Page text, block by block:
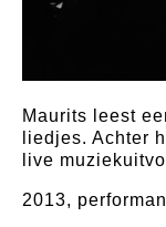
Maurits leest
liedjes. Achter
live
2013,